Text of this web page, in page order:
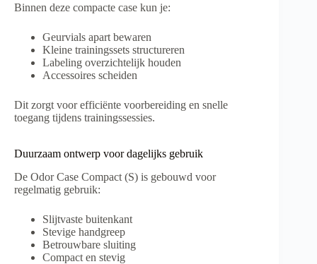
Binnen deze compacte case kun je:
Geurvials apart bewaren
Kleine trainingssets structureren
Labeling overzichtelijk houden
Accessoires scheiden
Dit zorgt voor efficiënte voorbereiding en snelle
toegang tijdens trainingssessies.
Duurzaam ontwerp voor dagelijks gebruik
De Odor Case Compact (S) is gebouwd voor
regelmatig gebruik:
Slijtvaste buitenkant
Stevige handgreep
Betrouwbare sluiting
Compact en stevig